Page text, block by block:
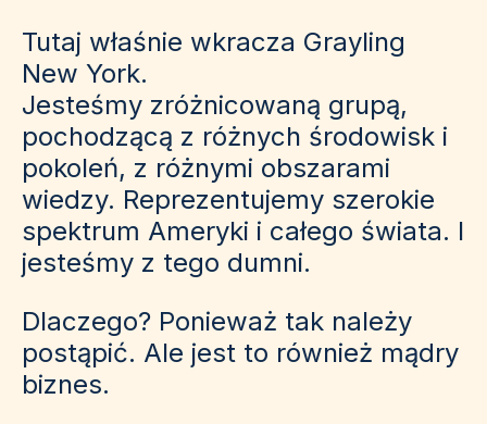
Tutaj właśnie wkracza Grayling
New York.
Jesteśmy zróżnicowaną grupą,
pochodzącą z różnych środowisk i
pokoleń, z różnymi obszarami
wiedzy. Reprezentujemy szerokie
spektrum Ameryki i całego świata. I
jesteśmy z tego dumni.
Dlaczego? Ponieważ tak należy
postąpić. Ale jest to również mądry
biznes.